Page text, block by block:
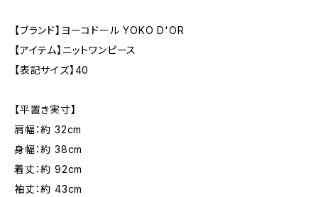
【ブランド】ヨーコドール YOKO D'OR
【アイテム】ニットワンピース
【表記サイズ】40
【平置き実寸】
肩幅：約 32cm
身幅：約 38cm
着丈：約 92cm
袖丈：約 43cm